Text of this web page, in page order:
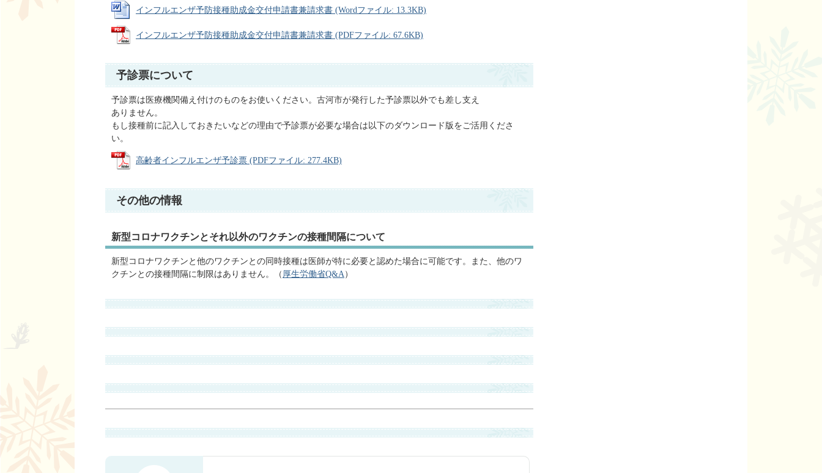
インフルエンザ予防接種助成金交付申請書兼請求書 (Wordファイル: 13.3KB)
インフルエンザ予防接種助成金交付申請書兼請求書 (PDFファイル: 67.6KB)
予診票について
予診票は医療機関備え付けのものをお使いください。古河市が発⾏した予診票以外でも差し⽀え
ありません。
もし接種前に記⼊しておきたいなどの理由で予診票が必要な場合は以下のダウンロード版をご活⽤くださ
い。
高齢者インフルエンザ予診票 (PDFファイル: 277.4KB)
その他の情報
新型コロナワクチンとそれ以外のワクチンの接種間隔について
新型コロナワクチンと他のワクチンとの同時接種は医師が特に必要と認めた場合に可能です。また、他のワ
クチンとの接種間隔に制限はありません。（ 厚生労働省Q&A）